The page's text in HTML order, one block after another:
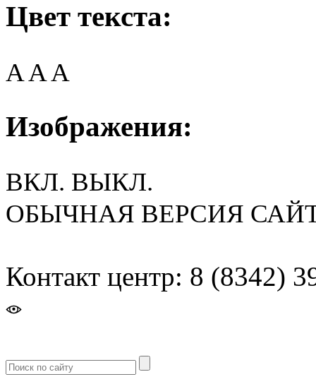
Цвет текста:
AAA
Изображения:
ВКЛ. ВЫКЛ.
ОБЫЧНАЯ ВЕРСИЯ
Контакт центр: 8 (8342)